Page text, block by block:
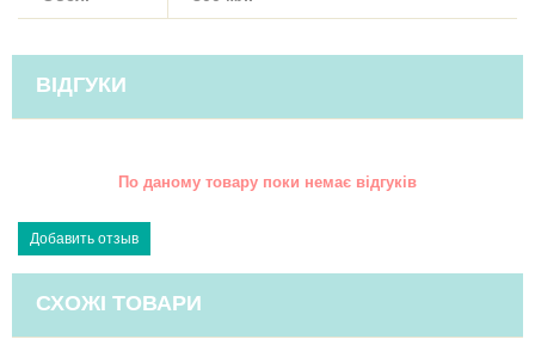
ВІДГУКИ
По даному товару поки немає відгуків
СХОЖІ ТОВАРИ